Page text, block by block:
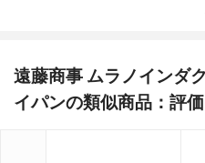
遠藤商事 ムラノインダ
イパンの類似商品：評